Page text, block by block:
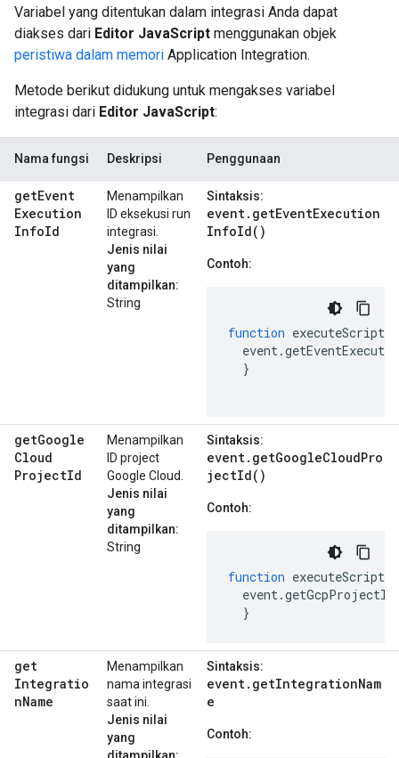
Variabel yang ditentukan dalam integrasi Anda dapat
diakses dari Editor JavaScript menggunakan objek
peristiwa dalam memori Application Integration.
Metode berikut didukung untuk mengakses variabel
integrasi dari Editor JavaScript:
Nama fungsi Deskripsi Penggunaan
getEvent
Execution
InfoId
Menampilkan
ID eksekusi run
integrasi.
Jenis nilai
yang
ditampilkan:
String
Sintaksis:
event.getEventExecution
InfoId()
Contoh:
function executeScript
event .
}
getGoogle
Cloud
ProjectId
Menampilkan
ID project
Google Cloud.
Jenis nilai
yang
ditampilkan:
String
Sintaksis:
event.getGoogleCloudPro
jectId()
Contoh:
function executeScript
event .getGcpProjectId
}
get
Integratio
nName
Menampilkan
nama integrasi
saat ini.
Jenis nilai
yang
ditampilkan:
Sintaksis:
event.getIntegrationNam
e
Contoh: